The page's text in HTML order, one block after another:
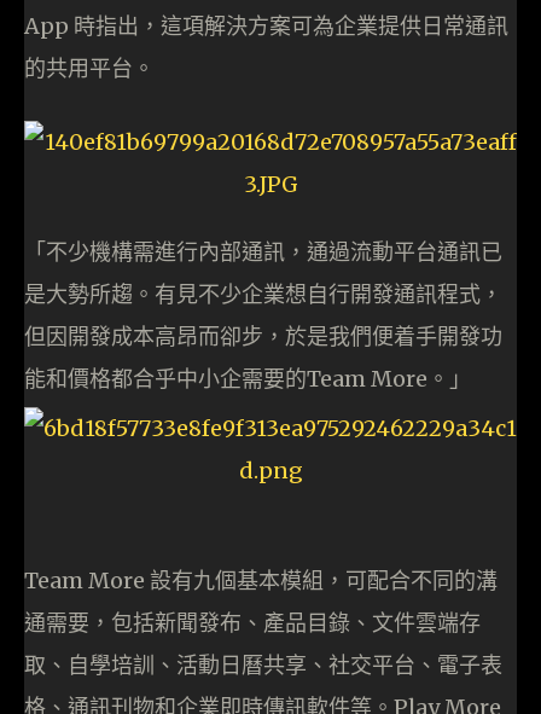
App 時指出，這項解決方案可為企業提供日常通訊
的共用平台。
「不少機構需進行內部通訊，通過流動平台通訊已
是大勢所趨。有見不少企業想自行開發通訊程式，
但因開發成本高昂而卻步，於是我們便着手開發功
能和價格都合乎中小企需要的Team More。」
Team More 設有九個基本模組，可配合不同的溝
通需要，包括新聞發布、產品目錄、文件雲端存
取、自學培訓、活動日曆共享、社交平台、電子表
格、通訊刊物和企業即時傳訊軟件等。Play More